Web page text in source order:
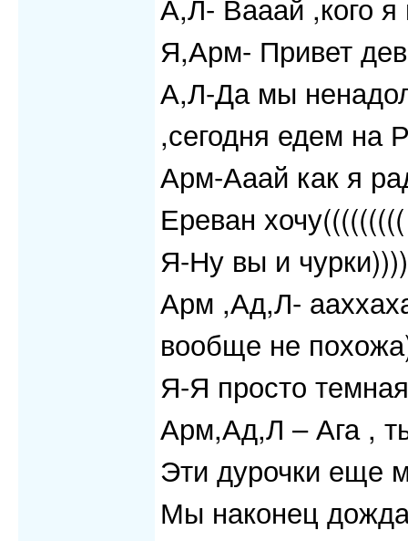
Я,Арм- Привет
А,Л-Да мы
,сегодня едем на
Арм-Ааай как я
Ереван хочу(((((((((
Я-Ну вы и
Арм ,Ад,Л-
вообще не
Я-Я просто
Арм,Ад,Л – Ага ,
Эти дурочки еще
Мы наконец